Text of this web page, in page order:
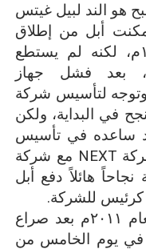
هو الند لبيل غيتس
أبل من إطلاق
جهاز ماكنتوش في العام ١٩٨٤م، لكنه لم يستطع
بعد فشل جهاز
لتأسيس شركة
في البداية، ولكن
قد ساعده في تأسيس
NEXT مع شركة
هائلاً دفع أبل
كرئيس للشركة.
توفي ستيف جوبز في العام ٢٠١١م بعد صراع
في يوم الخامس من